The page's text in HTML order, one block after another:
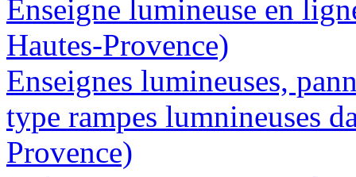
Enseigne lumineuse en
Hautes-Provence)
Enseignes lumineuses,
type rampes lumnineuses
Provence)